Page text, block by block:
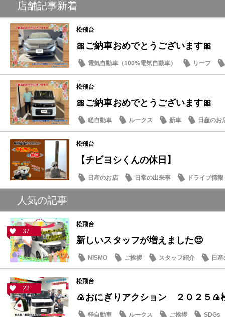
店舗記事新着
松飛台
🎀ご納車おめでとうございます🎀
電気自動車（100%電気自動車） リーフ
松飛台
🎀ご納車おめでとうございます🎀
軽自動車 ルークス 新車 日産のお
松飛台
【チビヨシくんの休日】
日産のお店 日常の出来事 ドライブ情報
人気の記事
37
松飛台
新しいスタッフが増えました😍
NISMO ご挨拶 スタッフ紹介 日
22
松飛台
🍙おにぎりアクション ２０２５🍙
軽自動車 ルークス ご挨拶 SDGs